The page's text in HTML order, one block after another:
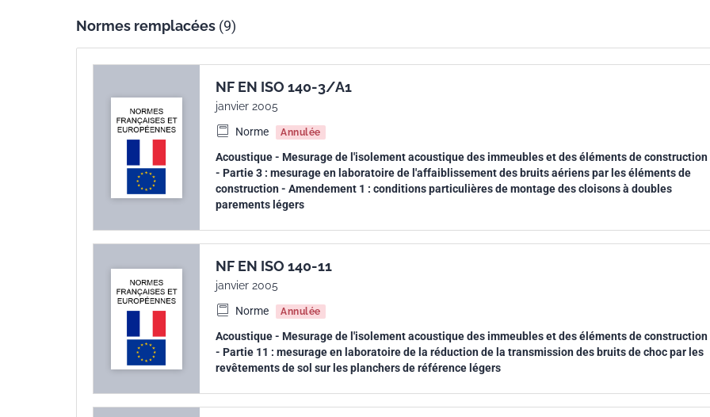
Numéro de tirage
internationale
ISO 10140-2:2010
européenne
Normes remplacées (9)
NF EN ISO 140-3/A1
janvier 2005
Norme
Annulée
Acoustique - Mesurage de l'isolement acoustique des immeubles et des éléments de construction
- Partie 3 : mesurage en laboratoire de l'affaiblissement des bruits aériens par les éléments de
construction - Amendement 1 : conditions particulières de montage des cloisons à doubles
parements légers
NF EN ISO 140-11
janvier 2005
Norme
Annulée
Acoustique - Mesurage de l'isolement acoustique des immeubles et des éléments de construction
- Partie 11 : mesurage en laboratoire de la réduction de la transmission des bruits de choc par les
revêtements de sol sur les planchers de référence légers